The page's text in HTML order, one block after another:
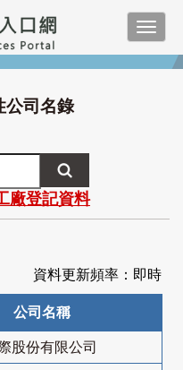
公司名錄
廠登記資料
資料更新頻率：即時
公司名稱
股份有限公司